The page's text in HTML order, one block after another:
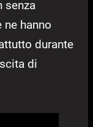
senza
hanno
durante
di